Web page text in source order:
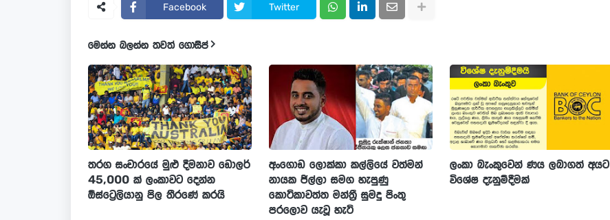
Facebook Twitter
මෙන්න බලන්න තවත් ගොසිප්
තරග සංචාරයේ මුළු දීමනාව ඩොලර්
45,000 ක් ලංකාවට දෙන්න
ඕස්ට්‍රෙලියානු පිල තීරණේ කරයි
අංගොඩ ලොක්කා කල්ලියේ වත්මන්
නායක ජිල්ලා සමග හැපුණු
කොටිකාවත්ත මන්ත්‍රී සුමදු පිංතු
පරලොව යැවූ හැටි
ලංකා බැංකුවෙන් ණය ලබාගත් අයට
විශේෂ දැනුම්දීමක්